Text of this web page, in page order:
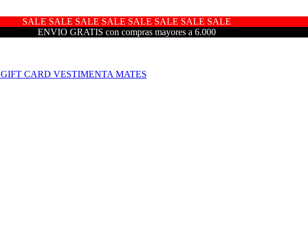
SALE SALE SALE SALE SALE SALE SALE SALE
ENVIO GRATIS con compras mayores a 6.000
GIFT CARD VESTIMENTA MATES